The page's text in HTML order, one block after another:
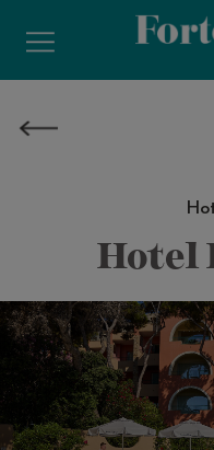
Hotel